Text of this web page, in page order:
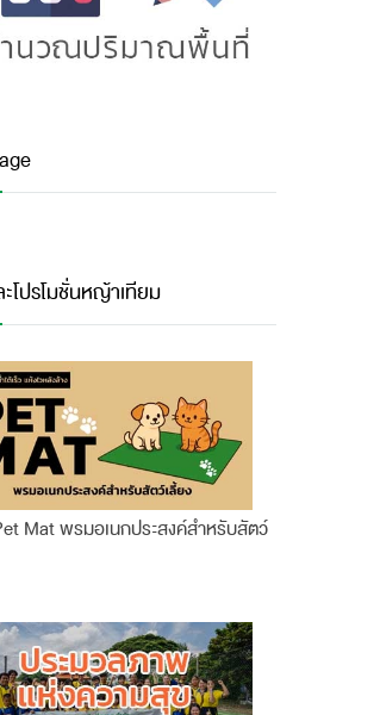
โปรโมชั่นหญ้าเทียม
Mat พรมอเนกประสงค์สำหรับสัตว์